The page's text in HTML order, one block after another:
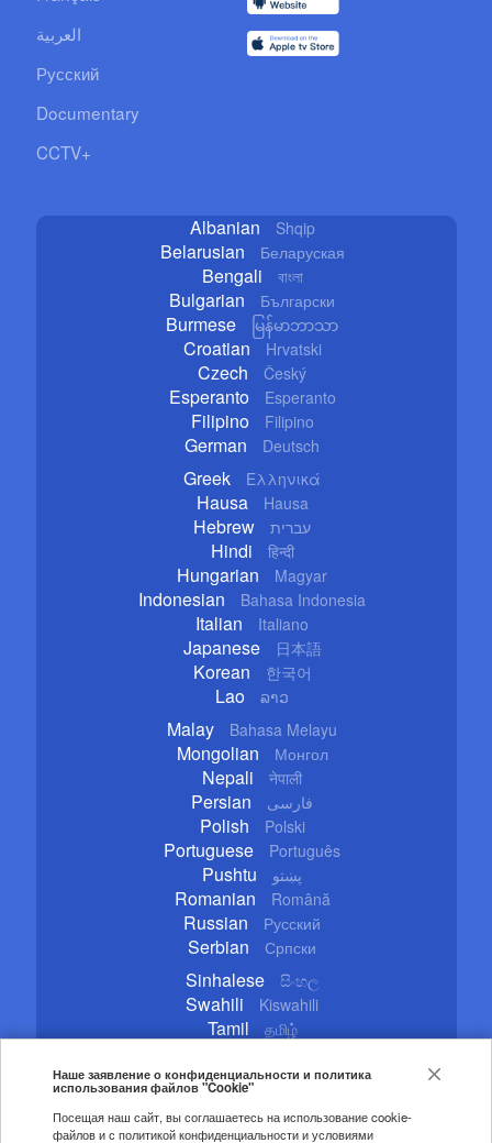
العربية
Русский
Documentary
CCTV+
Albanian Shqip
Belarusian Беларуская
Bengali বাংলা
Bulgarian Български
Burmese မြန်မာဘာသာ
Croatian Hrvatski
Czech Český
Esperanto Esperanto
Filipino Filipino
German Deutsch
Greek Ελληνικά
Hausa Hausa
Hebrew עברית
Hindi हिन्दी
Hungarian Magyar
Indonesian Bahasa Indonesia
Italian Italiano
Japanese 日本語
Korean 한국어
Lao ລາວ
Malay Bahasa Melayu
Mongolian Монгол
Nepali नेपाली
Persian فارسی
Polish Polski
Portuguese Português
Pushtu پښتو
Romanian Română
Russian Русский
Serbian Српски
Sinhalese සිංහල
Swahili Kiswahili
Tamil தமிழ்
Turkish Türkçe
Ukrainian
Urdu اردو
Наше заявление о конфиденциальности и политика
использования файлов "Cookie"
Посещая наш сайт, вы соглашаетесь на использование cookie-
файлов и с политикой конфиденциальности и условиями